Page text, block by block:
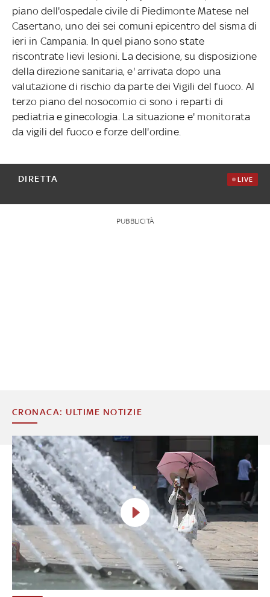
piano dell'ospedale civile di Piedimonte Matese nel
Casertano, uno dei sei comuni epicentro del sisma di
ieri in Campania. In quel piano sono state
riscontrate lievi lesioni. La decisione, su disposizione
della direzione sanitaria, e' arrivata dopo una
valutazione di rischio da parte dei Vigili del fuoco. Al
terzo piano del nosocomio ci sono i reparti di
pediatria e ginecologia. La situazione e' monitorata
da vigili del fuoco e forze dell'ordine.
DIRETTA LIVE
PUBBLICITÀ
CRONACA: ULTIME NOTIZIE